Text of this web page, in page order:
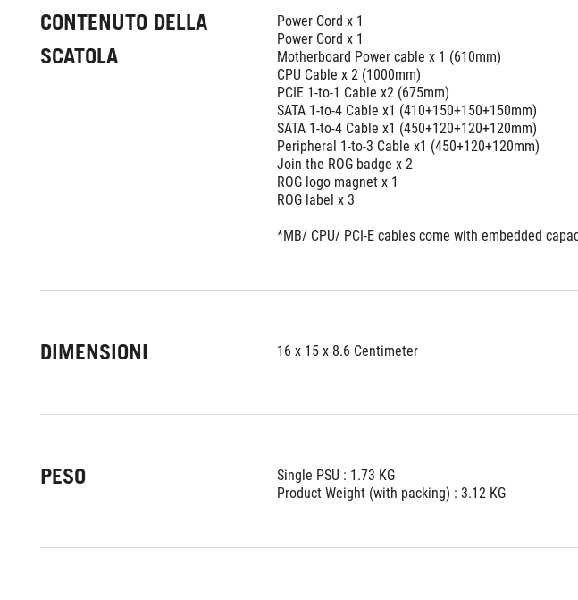
CONTENUTO DELLA
SCATOLA
Power Cord x 1
Power Cord x 1
Motherboard Power cable x 1 (610mm)
CPU Cable x 2 (1000mm)
PCIE 1-to-1 Cable x2 (675mm)
SATA 1-to-4 Cable x1 (410+150+150+150mm)
SATA 1-to-4 Cable x1 (450+120+120+120mm)
Peripheral 1-to-3 Cable x1 (450+120+120mm)
Join the ROG badge x 2
ROG logo magnet x 1
ROG label x 3
*MB/ CPU/ PCI-E cables come with embedded
DIMENSIONI 16 x 15 x 8.6 Centimeter
PESO
Single PSU : 1.73 KG
Product Weight (with packing) : 3.12 KG